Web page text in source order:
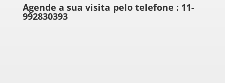
Agende a sua visita pelo telefone : 11-
992830393